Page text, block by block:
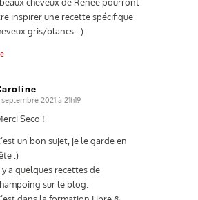
inspirer une recette spécifique
gris/blancs .-)
dit
septembre 2021 à 21h19
Seco !
un bon sujet, je le garde en
:)
y a quelques recettes de
sur le blog.